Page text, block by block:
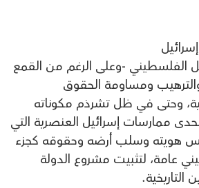
الفلسطيني -وعلى الرغم من القمع
ومساومة الحقوق
وحتى في ظل تشرذم مكوناته
ممارسات إسرائيل العنصرية التي
وسلب أرضه وحقوقه كجزء
عامة، لتثبيت مشروع الدولة